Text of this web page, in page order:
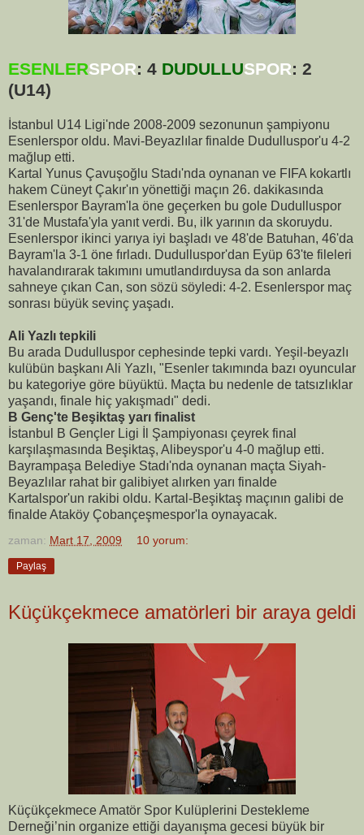
ESENLERSPOR: 4 DUDULLUSPOR: 2
(U14)
İstanbul U14 Ligi'nde 2008-2009 sezonunun şampiyonu
Esenlerspor oldu. Mavi-Beyazlılar finalde Dudulluspor'u 4-2
mağlup etti.
Kartal Yunus Çavuşoğlu Stadı'nda oynanan ve FIFA kokartlı
hakem Cüneyt Çakır'ın yönettiği maçın 26. dakikasında
Esenlerspor Bayram'la öne geçerken bu gole Dudulluspor
31'de Mustafa'yla yanıt verdi. Bu, ilk yarının da skoruydu.
Esenlerspor ikinci yarıya iyi başladı ve 48'de Batuhan, 46'da
Bayram'la 3-1 öne fırladı. Dudulluspor'dan Eyüp 63'te fileleri
havalandırarak takımını umutlandırduysa da son anlarda
sahneye çıkan Can, son sözü söyledi: 4-2. Esenlerspor maç
sonrası büyük sevinç yaşadı.
Ali Yazlı tepkili
Bu arada Dudulluspor cephesinde tepki vardı. Yeşil-beyazlı
kulübün başkanı Ali Yazlı, "Esenler takımında bazı oyuncular
bu kategoriye göre büyüktü. Maçta bu nedenle de tatsızlıklar
yaşandı, finale hiç yakışmadı" dedi.
B Genç'te Beşiktaş yarı finalist
İstanbul B Gençler Ligi İl Şampiyonası çeyrek final
karşılaşmasında Beşiktaş, Alibeyspor'u 4-0 mağlup etti.
Bayrampaşa Belediye Stadı'nda oynanan maçta Siyah-
Beyazlılar rahat bir galibiyet alırken yarı finalde
Kartalspor'un rakibi oldu. Kartal-Beşiktaş maçının galibi de
finalde Ataköy Çobançeşmespor'la oynayacak.
zaman: Mart 17, 2009 10 yorum:
Paylaş
Küçükçekmece amatörleri bir araya geldi
Küçükçekmece Amatör Spor Kulüplerini Destekleme
Derneği’nin organize ettiği dayanışma gecesi büyük bir